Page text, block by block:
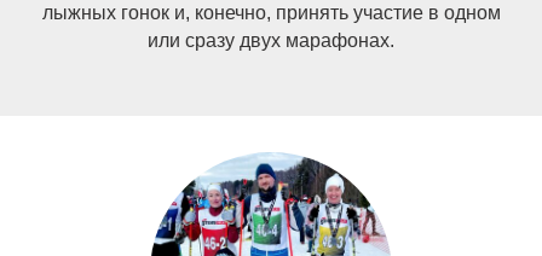
лыжных гонок и, конечно, принять участие в одном
или сразу двух марафонах.